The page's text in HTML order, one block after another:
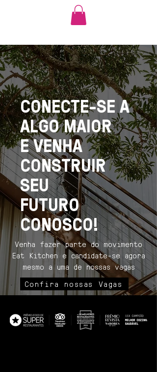
CONECTE-SE A
ALGO MAIOR
E VENHA
CONSTRUIR
SEU
FUTURO
CONOSCO!
Venha fazer parte do movimento
Eat Kitchen e candidate-se agora
mesmo a uma de nossas vagas
Confira nossas Vagas